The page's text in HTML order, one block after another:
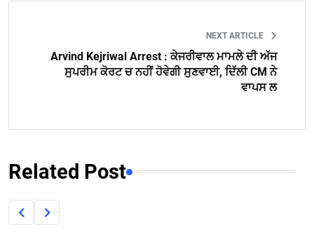
NEXT ARTICLE
Arvind Kejriwal Arrest : ਕੇਜਰੀਵਾਲ ਮਾਮਲੇ ਦੀ ਅੱਜ
ਸੁਪਰੀਮ ਕੋਰਟ ਚ ਨਹੀਂ ਹੋਵੇਗੀ ਸੁਣਵਾਈ, ਦਿੱਲੀ CM ਨੇ
ਵਾਪਸ ਲ
Related Post